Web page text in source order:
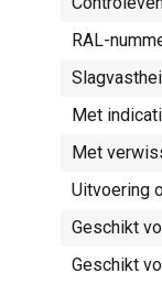
RAL-
Met
Met
Uitvoering
Geschikt
Geschikt